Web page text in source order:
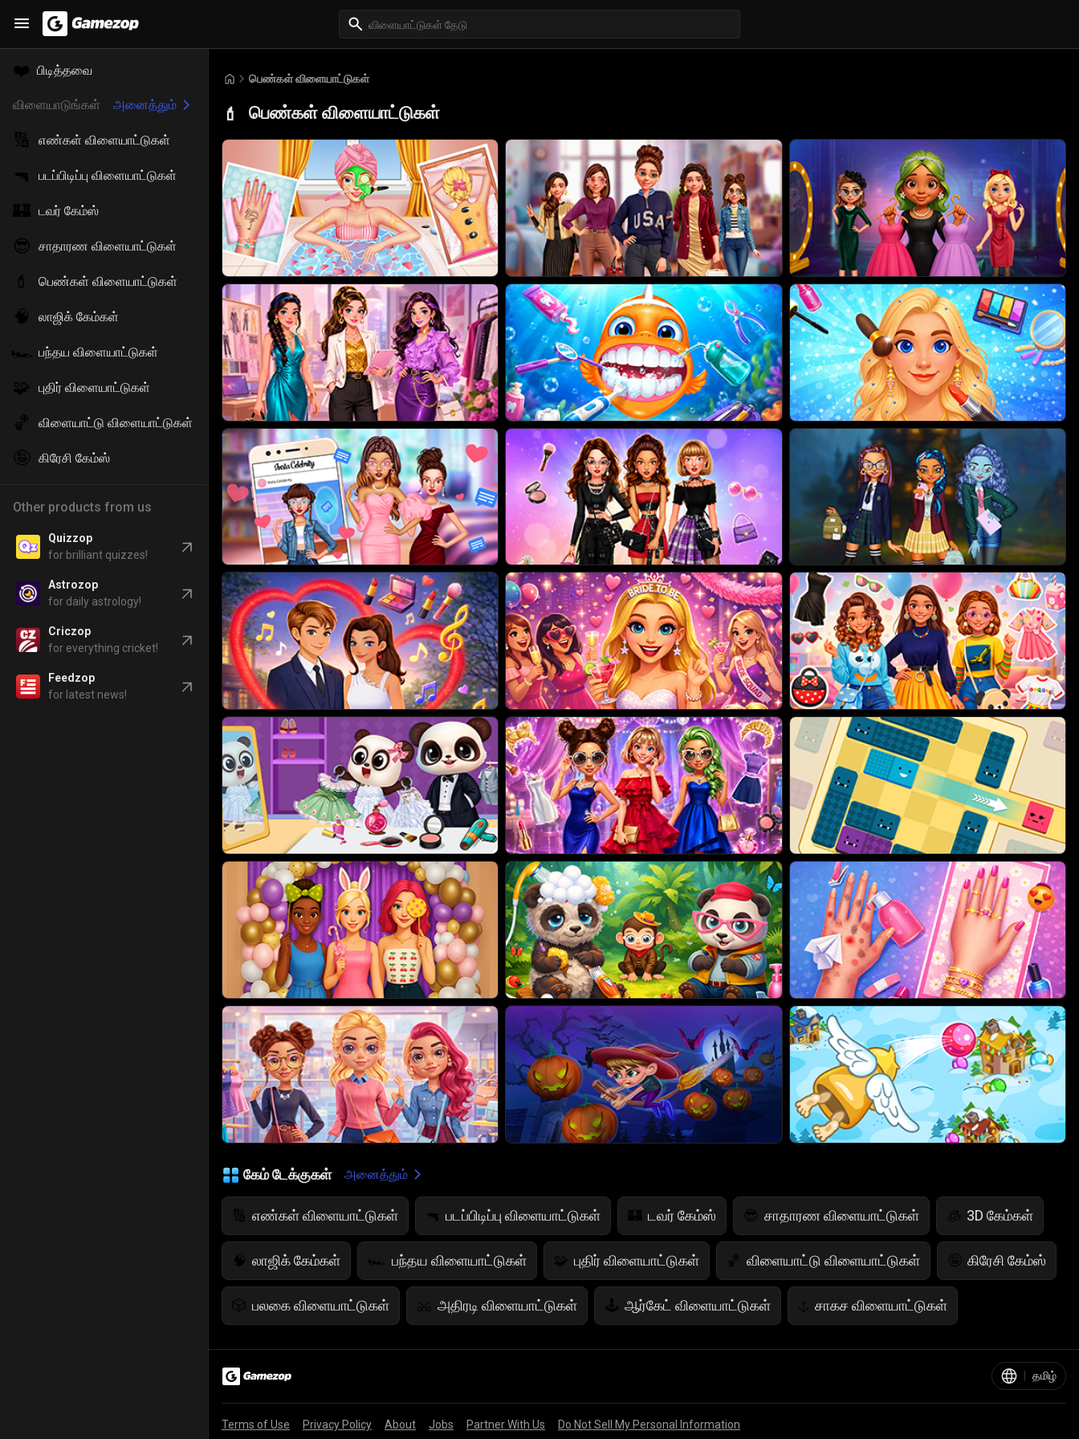
❤️ பிடித்தவை
விளையாடுங்கள் அனைத்தும்
🔢 எண்கள் விளையாட்டுகள்
🔫 படப்பிடிப்பு விளையாட்டுகள்
🏰 டவர் கேம்ஸ்
😎 சாதாரண விளையாட்டுகள்
💄 பெண்கள் விளையாட்டுகள்
🧠 லாஜிக் கேம்கள்
🏎️ பந்தய விளையாட்டுகள்
🧩 புதிர் விளையாட்டுகள்
🏀 விளையாட்டு விளையாட்டுகள்
🤪 கிரேசி கேம்ஸ்
Other products from us
Quizzop
for brilliant quizzes!
Astrozop
for daily astrology!
Criczop
for everything cricket!
Feedzop
for latest news!
பெண்கள் விளையாட்டுகள்
💄 பெண்கள் விளையாட்டுகள்
கேம் டேக்குகள் அனைத்தும்
🔢 எண்கள் விளையாட்டுகள் 🔫 படப்பிடிப்பு விளையாட்டுகள் 🏰 டவர் கேம்ஸ் 😎 சாதாரண விளையாட்டுகள் 🧊 3D கேம்கள்
🧠 லாஜிக் கேம்கள் 🏎️ பந்தய விளையாட்டுகள் 🧩 புதிர் விளையாட்டுகள் 🏀 விளையாட்டு விளையாட்டுகள் 🤪 கிரேசி கேம்ஸ்
🎲 பலகை விளையாட்டுகள் ⚔️ அதிரடி விளையாட்டுகள் 🕹️ ஆர்கேட் விளையாட்டுகள் ⚓ சாகச விளையாட்டுகள்
♟️ வியூக விளையாட்டுகள் 💄 பெண்கள் விளையாட்டுகள் 🍇 பழ விளையாட்டுகள் 💡 IQ விளையாட்டுகள்
தமிழ்
Terms of Use Privacy Policy About Jobs Partner With Us Do Not Sell My Personal Information